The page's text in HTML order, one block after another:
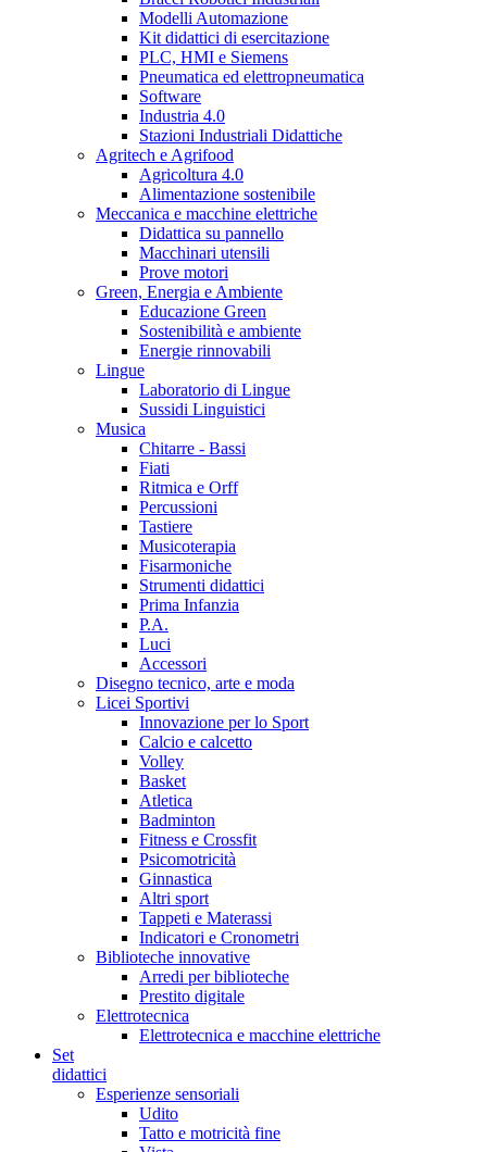
Modelli Automazione
Kit didattici di esercitazione
PLC, HMI e Siemens
Pneumatica ed elettropneumatica
Software
Industria 4.0
Stazioni Industriali Didattiche
Agritech e Agrifood
Agricoltura 4.0
Alimentazione sostenibile
Meccanica e macchine elettriche
Didattica su pannello
Macchinari utensili
Prove motori
Green, Energia e Ambiente
Educazione Green
Sostenibilità e ambiente
Energie rinnovabili
Lingue
Laboratorio di Lingue
Sussidi Linguistici
Musica
Chitarre - Bassi
Fiati
Ritmica e Orff
Percussioni
Tastiere
Musicoterapia
Fisarmoniche
Strumenti didattici
Prima Infanzia
P.A.
Luci
Accessori
Disegno tecnico, arte e moda
Licei Sportivi
Innovazione per lo Sport
Calcio e calcetto
Volley
Basket
Atletica
Badminton
Fitness e Crossfit
Psicomotricità
Ginnastica
Altri sport
Tappeti e Materassi
Indicatori e Cronometri
Biblioteche innovative
Arredi per biblioteche
Prestito digitale
Elettrotecnica
Elettrotecnica e macchine elettriche
Set
didattici
Esperienze sensoriali
Udito
Tatto e motricità fine